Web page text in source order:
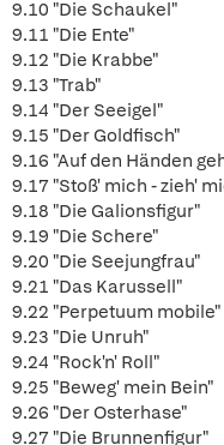
9.10 "Die Schaukel"
9.11 "Die Ente"
9.12 "Die Krabbe"
9.13 "Trab"
9.14 "Der Seeigel"
9.15 "Der Goldfisch"
9.16 "Auf den Händen
9.17 "Stoß' mich - zieh'
9.18 "Die Galionsfigur"
9.19 "Die Schere"
9.20 "Die Seejungfrau"
9.21 "Das Karussell"
9.22 "Perpetuum mobile"
9.23 "Die Unruh"
9.24 "Rock'n' Roll"
9.25 "Beweg' mein Bein"
9.26 "Der Osterhase"
9.27 "Die Brunnenfigur"